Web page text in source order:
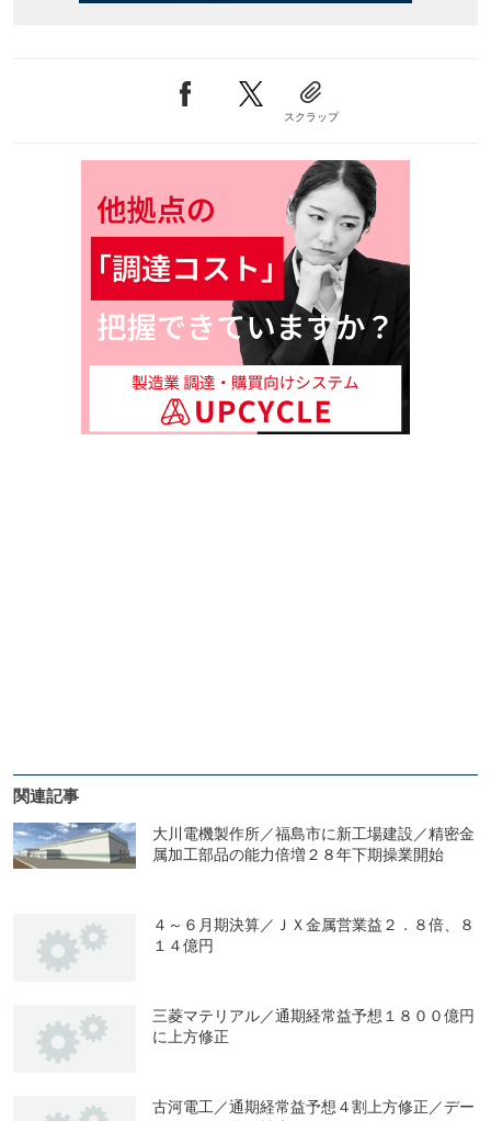
スクラップ
関連記事
大川電機製作所／福島市に新工場建設／精密金
属加工部品の能力倍増２８年下期操業開始
４～６月期決算／ＪＸ金属営業益２．８倍、８
１４億円
三菱マテリアル／通期経常益予想１８００億円
に上方修正
古河電工／通期経常益予想４割上方修正／デー